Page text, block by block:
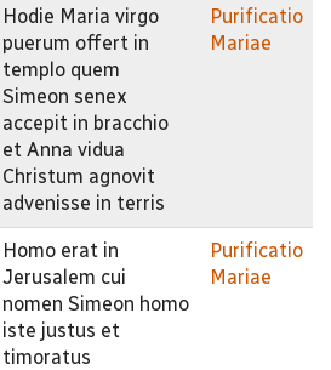
Hodie Maria virgo
puerum offert in
templo quem
Simeon senex
accepit in bracchio
et Anna vidua
Christum agnovit
advenisse in terris
Purificatio
Mariae
Homo erat in
Jerusalem cui
nomen Simeon homo
iste justus et
timoratus
Purificatio
Mariae